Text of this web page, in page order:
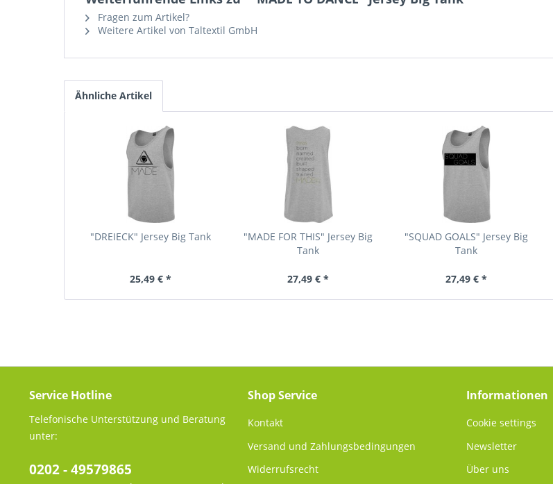
Fragen zum Artikel?
Weitere Artikel von Taltextil GmbH
Ähnliche Artikel
"DREIECK" Jersey Big Tank
25,49 € *
"MADE FOR THIS" Jersey Big
Tank
27,49 € *
"SQUAD GOALS" Jersey Big
Tank
27,49 € *
Service Hotline
Telefonische Unterstützung und Beratung
unter:
0202 - 49579865
Shop Service
Kontakt
Versand und Zahlungsbedingungen
Widerrufsrecht
Informationen
Cookie settings
Newsletter
Über uns